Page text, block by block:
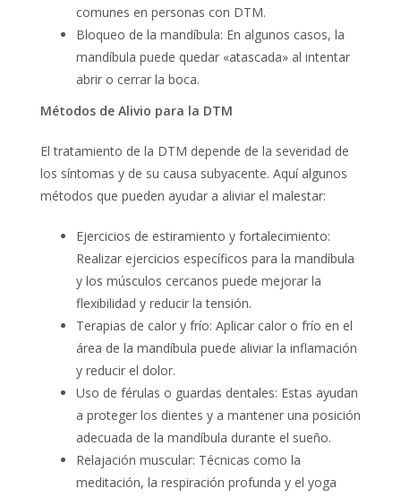
comunes en personas con DTM.
Bloqueo de la mandíbula: En algunos casos, la
mandíbula puede quedar «atascada» al intentar
abrir o cerrar la boca.
Métodos de Alivio para la DTM
El tratamiento de la DTM depende de la severidad de
los síntomas y de su causa subyacente. Aquí algunos
métodos que pueden ayudar a aliviar el malestar:
Ejercicios de estiramiento y fortalecimiento:
Realizar ejercicios específicos para la mandíbula
y los músculos cercanos puede mejorar la
flexibilidad y reducir la tensión.
Terapias de calor y frío: Aplicar calor o frío en el
área de la mandíbula puede aliviar la inflamación
y reducir el dolor.
Uso de férulas o guardas dentales: Estas ayudan
a proteger los dientes y a mantener una posición
adecuada de la mandíbula durante el sueño.
Relajación muscular: Técnicas como la
meditación, la respiración profunda y el yoga